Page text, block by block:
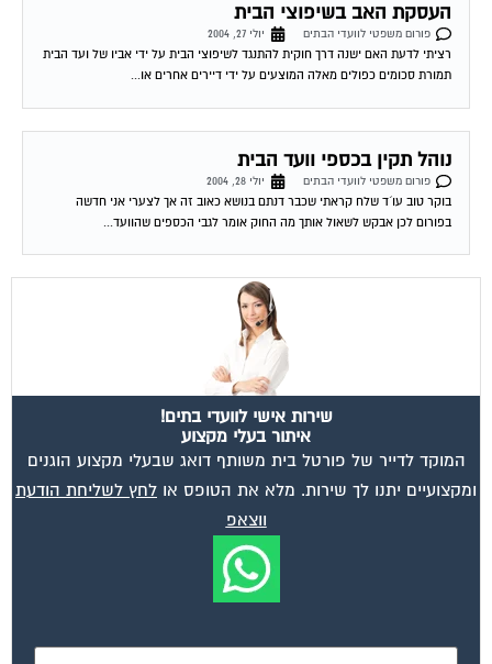
העסקת האב בשיפוצי הבית
פורום משפטי לוועדי הבתים
יולי 27, 2004
רציתי לדעת האם ישנה דרך חוקית להתנגד לשיפוצי הבית על ידי אביו של ועד הבית
תמורת סכומים כפולים מאלה המוצעים על ידי דיירים אחרים או...
נוהל תקין בכספי וועד הבית
פורום משפטי לוועדי הבתים
יולי 28, 2004
בוקר טוב עו´ד שלח קראתי שכבר דנתם בנושא כאוב זה אך לצערי אני חדשה
בפורום לכן אבקש לשאול אותך מה החוק אומר לגבי הכספים שהוועד...
שירות אישי לוועדי בתים!
איתור בעלי מקצוע
המוקד לדייר של פורטל בית משותף דואג שבעלי מקצוע הוגנים
ומקצועיים יתנו לך שירות. מלא את הטופס או לחץ לשליחת הודעת
ווצאפ